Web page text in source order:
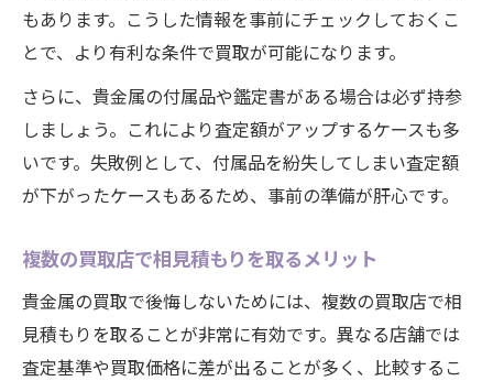
もあります。こうした情報を事前にチェックしておくこ
とで、より有利な条件で買取が可能になります。
さらに、貴金属の付属品や鑑定書がある場合は必ず持参
しましょう。これにより査定額がアップするケースも多
いです。失敗例として、付属品を紛失してしまい査定額
が下がったケースもあるため、事前の準備が肝心です。
複数の買取店で相見積もりを取るメリット
貴金属の買取で後悔しないためには、複数の買取店で相
見積もりを取ることが非常に有効です。異なる店舗では
査定基準や買取価格に差が出ることが多く、比較するこ